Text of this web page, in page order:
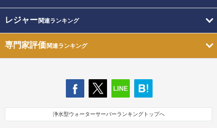
レジャー関連ランキング
専門家評価関連ランキング
浄水型ウォーターサーバーランキングトップへ